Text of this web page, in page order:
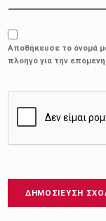
Αποθήκευσε το όνομά
πλοηγό για την